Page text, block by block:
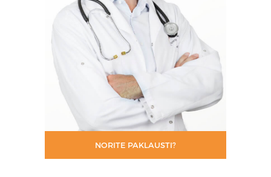
NORITE PAKLAUSTI?